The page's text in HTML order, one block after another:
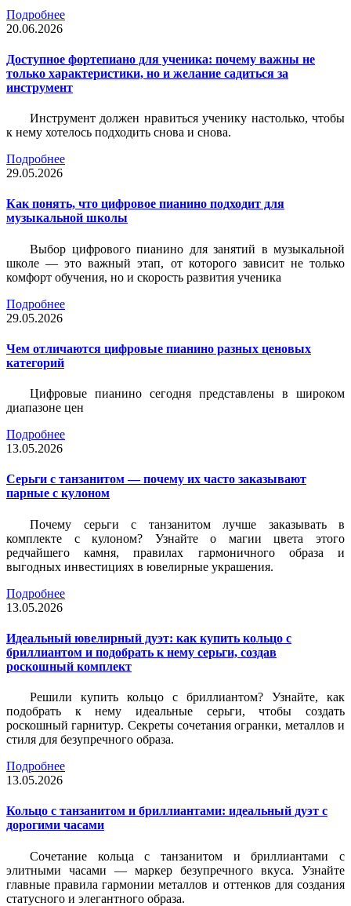
Подробнее
20.06.2026
Доступное фортепиано для ученика: почему важны не
только характеристики, но и желание садиться за
инструмент
Инструмент должен нравиться ученику настолько, чтобы
к нему хотелось подходить снова и снова.
Подробнее
29.05.2026
Как понять, что цифровое пианино подходит для
музыкальной школы
Выбор цифрового пианино для занятий в музыкальной
школе — это важный этап, от которого зависит не только
комфорт обучения, но и скорость развития ученика
Подробнее
29.05.2026
Чем отличаются цифровые пианино разных ценовых
категорий
Цифровые пианино сегодня представлены в широком
диапазоне цен
Подробнее
13.05.2026
Серьги с танзанитом — почему их часто заказывают
парные с кулоном
Почему серьги с танзанитом лучше заказывать в
комплекте с кулоном? Узнайте о магии цвета этого
редчайшего камня, правилах гармоничного образа и
выгодных инвестициях в ювелирные украшения.
Подробнее
13.05.2026
Идеальный ювелирный дуэт: как купить кольцо с
бриллиантом и подобрать к нему серьги, создав
роскошный комплект
Решили купить кольцо с бриллиантом? Узнайте, как
подобрать к нему идеальные серьги, чтобы создать
роскошный гарнитур. Секреты сочетания огранки, металлов и
стиля для безупречного образа.
Подробнее
13.05.2026
Кольцо с танзанитом и бриллиантами: идеальный дуэт с
дорогими часами
Сочетание кольца с танзанитом и бриллиантами с
элитными часами — маркер безупречного вкуса. Узнайте
главные правила гармонии металлов и оттенков для создания
статусного и элегантного образа.